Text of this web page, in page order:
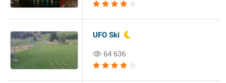
UFO Ski
64 636